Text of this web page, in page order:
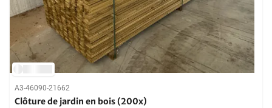
A3-46090-21662
Clôture de jardin en bois (200x)